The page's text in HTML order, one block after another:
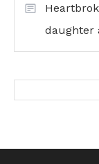
daughter